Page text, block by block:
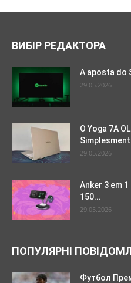
ВИБІР РЕДАКТОРА
A aposta do
29.05.2026
O Yoga 7A
29.05.2026
Anker 3 em
150...
29.05.2026
ПОПУЛЯРНІ
Футбол